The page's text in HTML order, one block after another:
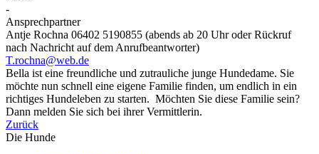
-
Ansprechpartner
Antje Rochna 06402 5190855 (abends ab 20 Uhr oder Rückruf
nach Nachricht auf dem Anrufbeantworter)
T.rochna@web.de
Bella ist eine freundliche und zutrauliche junge Hundedame. Sie
möchte nun schnell eine eigene Familie finden, um endlich in ein
richtiges Hundeleben zu starten. Möchten Sie diese Familie sein?
Dann melden Sie sich bei ihrer Vermittlerin.
Zurück
Die Hunde